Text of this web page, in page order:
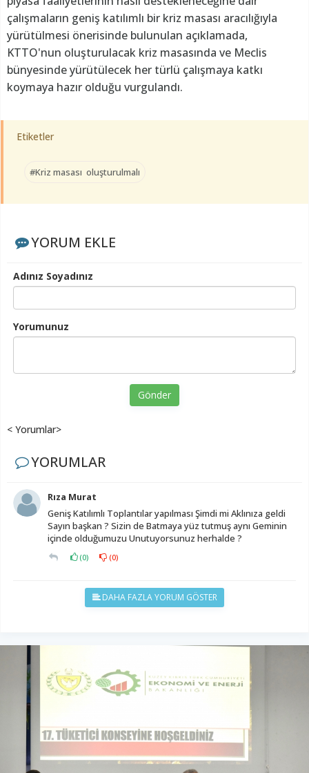
çalışmaların geniş katılımlı bir kriz masası aracılığıyla
yürütülmesi önerisinde bulunulan açıklamada,
KTTO'nun oluşturulacak kriz masasında ve Meclis
bünyesinde yürütülecek her türlü çalışmaya katkı
koymaya hazır olduğu vurgulandı.
Etiketler
#Kriz masası oluşturulmalı
YORUM EKLE
Adınız Soyadınız
Yorumunuz
Gönder
< Yorumlar>
YORUMLAR
Rıza Murat
Geniş Katılımlı Toplantılar yapılması Şimdi mi Aklınıza geldi
Sayın başkan ? Sizin de Batmaya yüz tutmuş aynı Geminin
içinde olduğumuzu Unutuyorsunuz herhalde ?
(0) (0)
DAHA FAZLA YORUM GÖSTER